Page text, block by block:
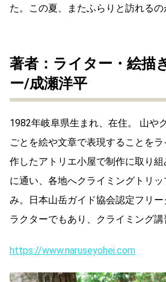
た。この夏、またふらりと訪れるの
著者：ライター・絵描
ー/成瀬洋平
1982年岐阜県生まれ、在住。 山や
ごとを絵や文章で表現することを
作したアトリエ小屋で制作に取り
に通い、各地へクライミングトリ
み。日本山岳ガイド協会認定フリ
ラクターでもあり、クライミング講
https://www.naruseyohei.com